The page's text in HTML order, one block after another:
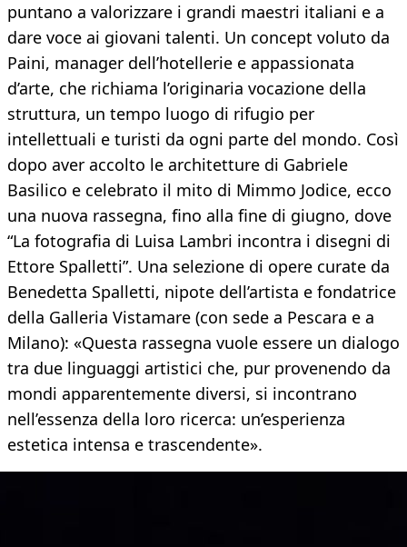
puntano a valorizzare i grandi maestri italiani e a
dare voce ai giovani talenti. Un concept voluto da
Paini, manager dell’hotellerie e appassionata
d’arte, che richiama l’originaria vocazione della
struttura, un tempo luogo di rifugio per
intellettuali e turisti da ogni parte del mondo. Così
dopo aver accolto le architetture di Gabriele
Basilico e celebrato il mito di Mimmo Jodice, ecco
una nuova rassegna, fino alla fine di giugno, dove
“La fotografia di Luisa Lambri incontra i disegni di
Ettore Spalletti”. Una selezione di opere curate da
Benedetta Spalletti, nipote dell’artista e fondatrice
della Galleria Vistamare (con sede a Pescara e a
Milano): «Questa rassegna vuole essere un dialogo
tra due linguaggi artistici che, pur provenendo da
mondi apparentemente diversi, si incontrano
nell’essenza della loro ricerca: un’esperienza
estetica intensa e trascendente».